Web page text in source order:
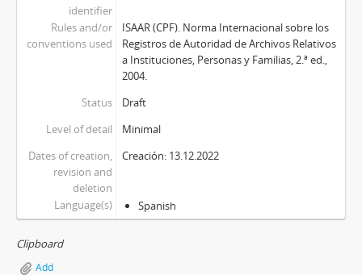
identifier
Rules and/or
conventions used
ISAAR (CPF). Norma Internacional sobre los
Registros de Autoridad de Archivos Relativos
a Instituciones, Personas y Familias, 2.ª ed.,
2004.
Status
Draft
Level of detail
Minimal
Dates of creation,
revision and
deletion
Creación: 13.12.2022
Language(s) Spanish
Clipboard
Add